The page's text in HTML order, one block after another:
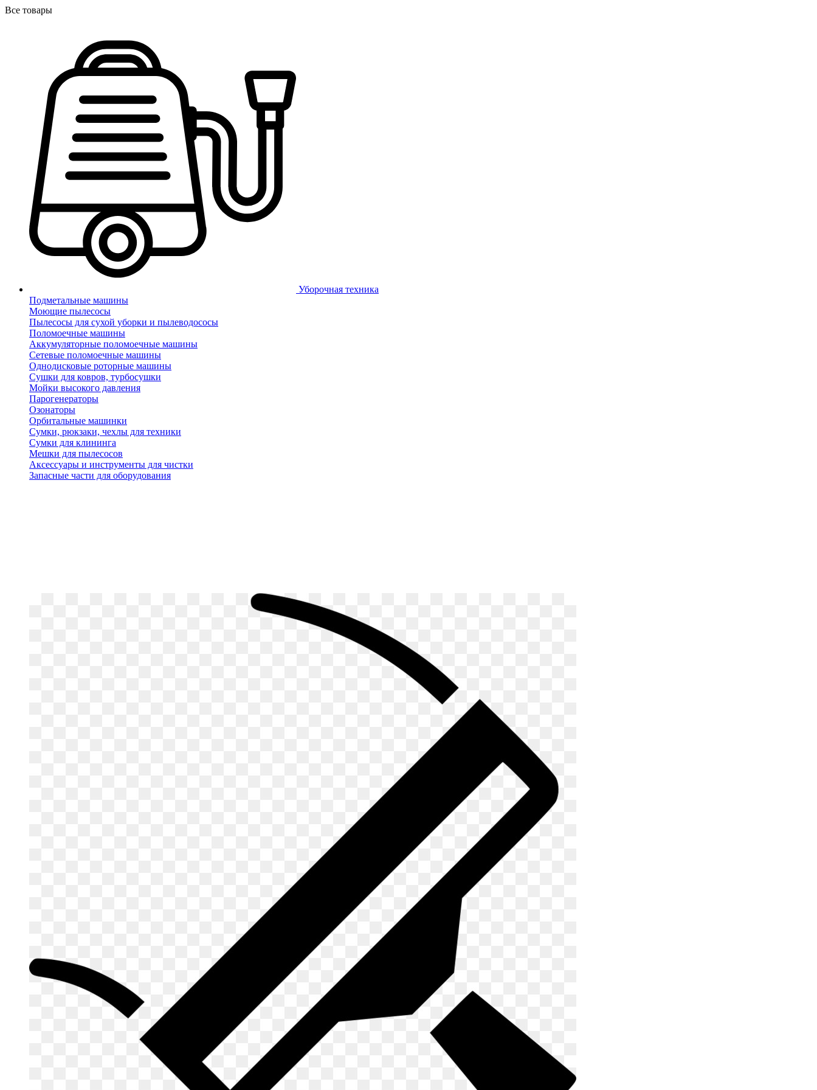
Все товары
Уборочная техника
Подметальные машины
Моющие пылесосы
Пылесосы для сухой уборки и пылеводососы
Поломоечные машины
Аккумуляторные поломоечные машины
Сетевые поломоечные машины
Однодисковые роторные машины
Сушки для ковров, турбосушки
Мойки высокого давления
Парогенераторы
Озонаторы
Орбитальные машинки
Сумки, рюкзаки, чехлы для техники
Сумки для клининга
Мешки для пылесосов
Аксессуары и инструменты для чистки
Запасные части для оборудования